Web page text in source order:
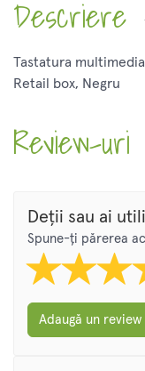
Descriere
Tastatura
Retail box, Negru
Review-uri
Deții sau ai
Spune-ți părerea
Adaugă un review